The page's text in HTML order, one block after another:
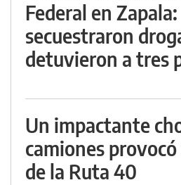
Federal en Zapala:
secuestraron
detuvieron a tres
Un impactante
camiones
de la Ruta 40